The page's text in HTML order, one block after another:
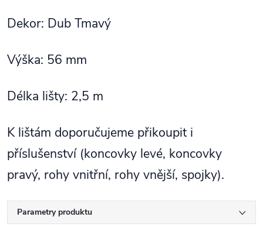
Dekor: Dub Tmavý
Výška: 56 mm
Délka lišty: 2,5 m
K lištám doporučujeme přikoupit i
příslušenství (koncovky levé, koncovky
pravý, rohy vnitřní, rohy vnější, spojky).
Parametry produktu